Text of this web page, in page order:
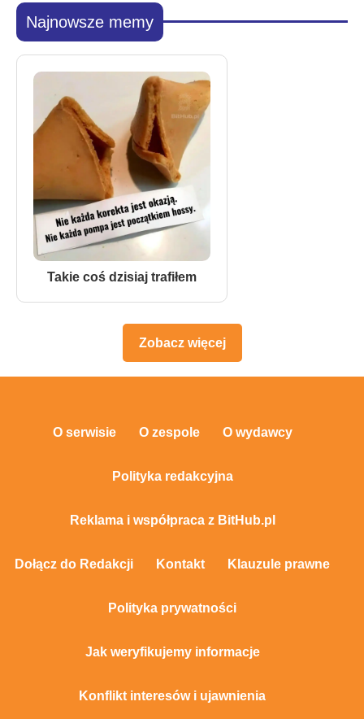
Najnowsze memy
Takie coś dzisiaj trafiłem
Zobacz więcej
O serwisie O zespole O wydawcy
Polityka redakcyjna
Reklama i współpraca z BitHub.pl
Dołącz do Redakcji Kontakt Klauzule prawne
Polityka prywatności
Jak weryfikujemy informacje
Konflikt interesów i ujawnienia